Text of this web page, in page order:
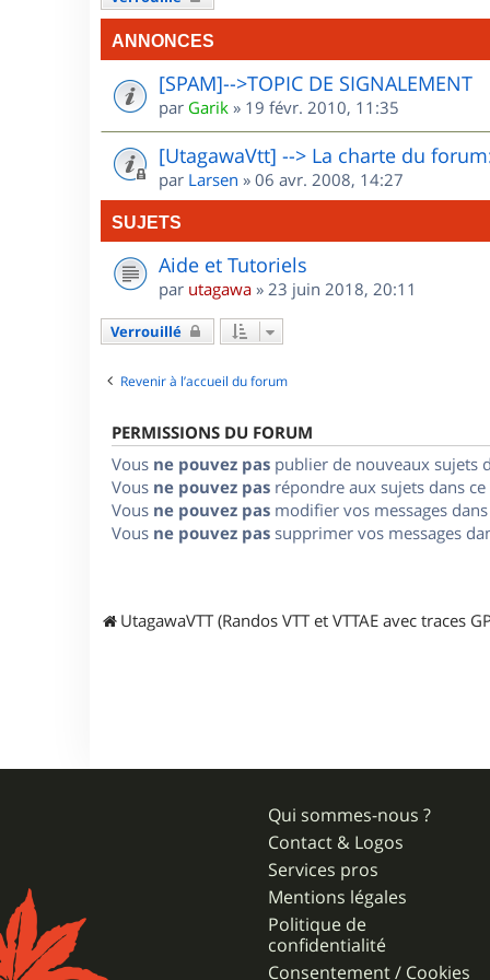
ANNONCES
[SPAM]-->TOPIC DE SIGNALEMENT
par Garik » 19 févr. 2010, 11:35
[UtagawaVtt] --> La charte du
par Larsen » 06 avr. 2008, 14:27
SUJETS
Aide et Tutoriels
par utagawa » 23 juin 2018, 20:11
Verrouillé
Revenir à l’accueil du forum
PERMISSIONS DU FORUM
Vous ne pouvez pas publier de nouveaux sujets
Vous ne pouvez pas répondre aux sujets dans
Vous ne pouvez pas modifier vos messages
Vous ne pouvez pas supprimer vos messages
UtagawaVTT (Randos VTT et VTTAE avec traces
Qui sommes-nous ?
Contact & Logos
Services pros
Mentions légales
Politique de
confidentialité
Consentement / Cookies